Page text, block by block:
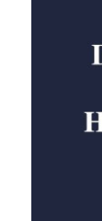
FIFA’dan
Fabrikalar
Bazı